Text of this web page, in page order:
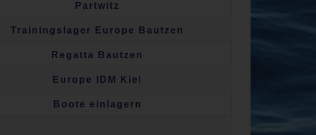
Partwitz
Trainingslager Europe Bautzen
Regatta Bautzen
Europe IDM Kie
Boote einlagern